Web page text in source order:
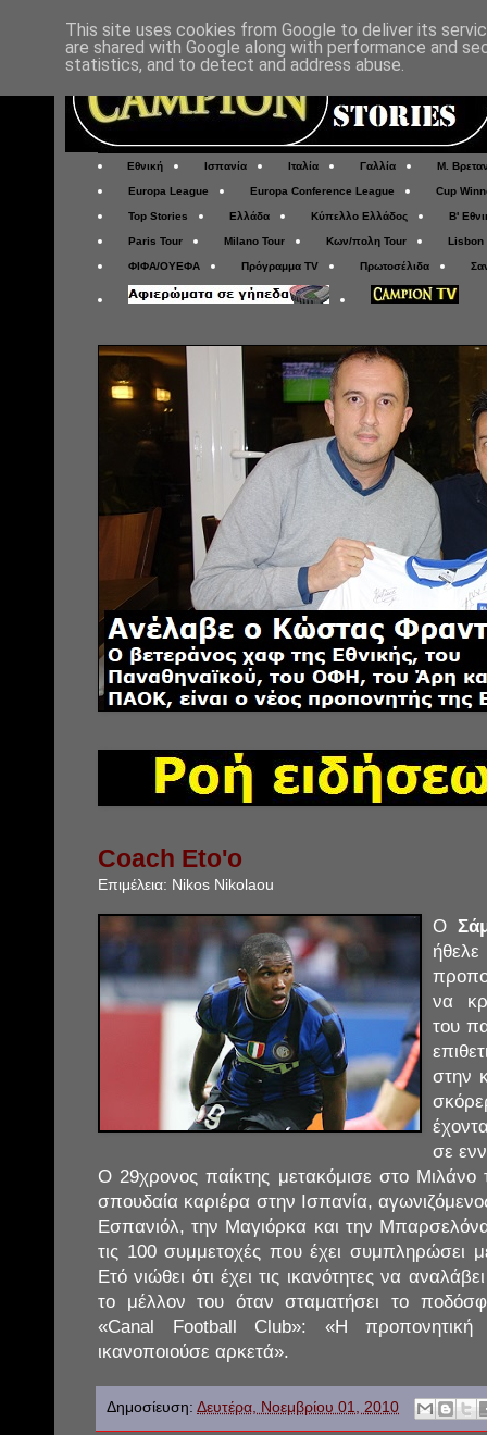
Εθνική Ισπανία Ιταλία Γαλλία Μ.
Europa League Europa Conference League Cup
Top Stories Ελλάδα Κύπελλο Ελλάδος Β'
Paris Tour Milano Tour Κων/πολη Tour Lisbon
ΦΙΦΑ/ΟΥΕΦΑ Πρόγραμμα TV Πρωτοσέλιδα
Coach Eto'o
Επιμέλεια: Nikos Nikolaou
Ο
να
του
στην
σε
Ο 29χρονος παίκτης μετακόμισε στο Μιλάνο
σπουδαία καριέρα στην Ισπανία,
Εσπανιόλ, την Μαγιόρκα και την
τις 100 συμμετοχές που έχει συμπληρώσει
Ετό νιώθει ότι έχει τις ικανότητες να
το μέλλον του όταν σταματήσει το
«Canal Football Club»: «Η
ικανοποιούσε αρκετά».
Δημοσίευση: Δευτέρα, Νοεμβρίου 01, 2010
This site uses cookies from Google to deliver its
are shared with Google along with performance and
statistics, and to detect and address abuse.